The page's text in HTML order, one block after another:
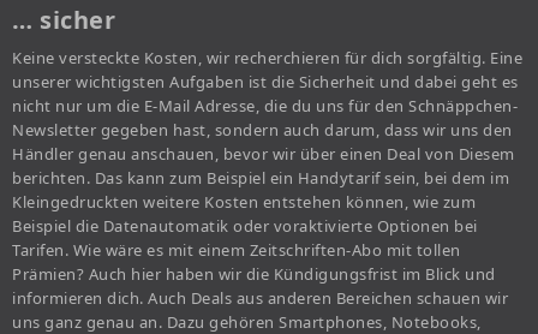
… sicher
Keine versteckte Kosten, wir recherchieren für dich sorgfältig. Eine
unserer wichtigsten Aufgaben ist die Sicherheit und dabei geht es
nicht nur um die E-Mail Adresse, die du uns für den Schnäppchen-
Newsletter gegeben hast, sondern auch darum, dass wir uns den
Händler genau anschauen, bevor wir über einen Deal von Diesem
berichten. Das kann zum Beispiel ein Handytarif sein, bei dem im
Kleingedruckten weitere Kosten entstehen können, wie zum
Beispiel die Datenautomatik oder voraktivierte Optionen bei
Tarifen. Wie wäre es mit einem Zeitschriften-Abo mit tollen
Prämien? Auch hier haben wir die Kündigungsfrist im Blick und
informieren dich. Auch Deals aus anderen Bereichen schauen wir
uns ganz genau an. Dazu gehören Smartphones, Notebooks,